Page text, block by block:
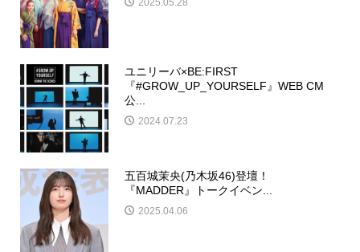
2025.05.28
ユニリーバ×BE:FIRST
『#GROW_UP_YOURSELF』WEB CM
公...
2024.07.23
五百城茉央(乃木坂46)登壇！
『MADDER』トークイベン...
2025.04.06